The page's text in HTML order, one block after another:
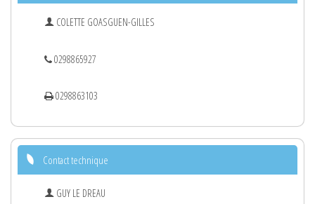
COLETTE GOASGUEN-GILLES
0298865927
0298863103
Contact technique
GUY LE DREAU